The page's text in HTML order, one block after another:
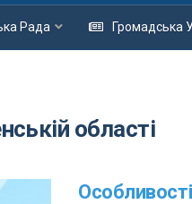
Рада Громадська
області